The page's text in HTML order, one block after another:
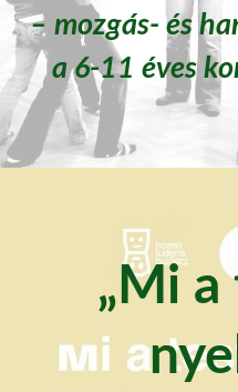
– mozgás- és
a 6-11 éves
„Mi